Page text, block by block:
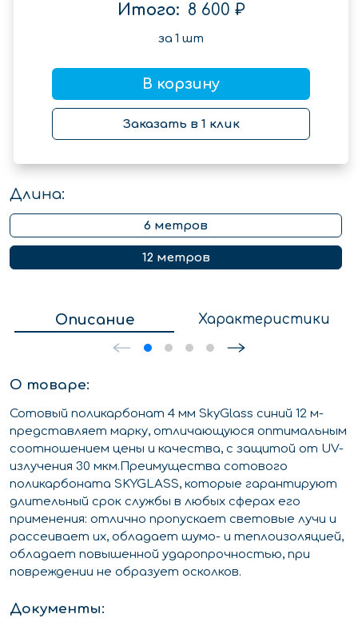
Итого: 8 600 ₽
за 1 шт
В корзину
Заказать в 1 клик
Длина:
6 метров
12 метров
Описание Характеристики
О товаре:
Сотовый поликарбонат 4 мм SkyGlass синий 12 м-
представляет марку, отличающуюся оптимальным
соотношением цены и качества, с защитой от UV-
излучения 30 мкм.Преимущества сотового
поликарбоната SKYGLASS, которые гарантируют
длительный срок службы в любых сферах его
применения: отлично пропускает световые лучи и
рассеивает их, обладает шумо- и теплоизоляцией,
обладает повышенной ударопрочностью, при
повреждении не образует осколков.
Документы: